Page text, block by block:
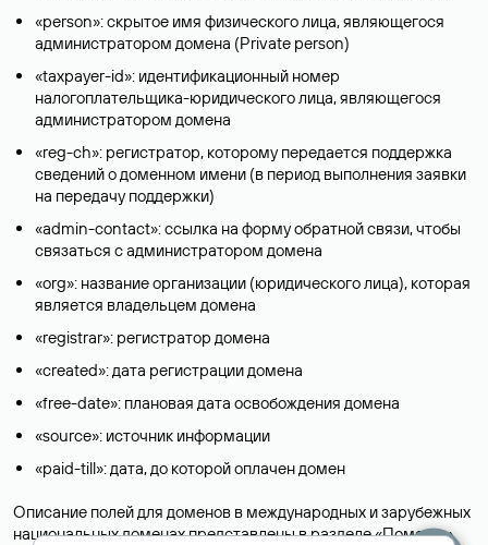
«person»: скрытое имя физического лица, являющегося
администратором домена (Privatе person)
«taxpayer-id»: идентификационный номер
налогоплательщика-юридического лица, являющегося
администратором домена
«reg-ch»: регистратор, которому передается поддержка
сведений о доменном имени (в период выполнения заявки
на передачу поддержки)
«admin-contact»: ссылка на форму обратной связи, чтобы
связаться с администратором домена
«org»: название организации (юридического лица), которая
является владельцем домена
«registrar»: регистратор домена
«created»: дата регистрации домена
«free-date»: плановая дата освобождения домена
«source»: источник информации
«paid-till»: дата, до которой оплачен домен
Описание полей для доменов в международных и зарубежных
национальных доменах представлены в разделе «Помощь».